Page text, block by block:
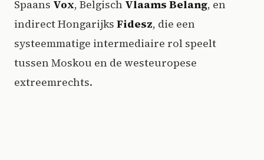
Spaans Vox, Belgisch Vlaams Belang, en
indirect Hongarijks Fidesz, die een
systeemmatige intermediaire rol speelt
tussen Moskou en de westeuropese
extreemrechts.